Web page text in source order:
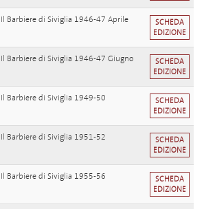
Il Barbiere di Siviglia 1946-47 Aprile
SCHEDA
EDIZIONE
Il Barbiere di Siviglia 1946-47 Giugno
SCHEDA
EDIZIONE
Il Barbiere di Siviglia 1949-50
SCHEDA
EDIZIONE
Il Barbiere di Siviglia 1951-52
SCHEDA
EDIZIONE
Il Barbiere di Siviglia 1955-56
SCHEDA
EDIZIONE